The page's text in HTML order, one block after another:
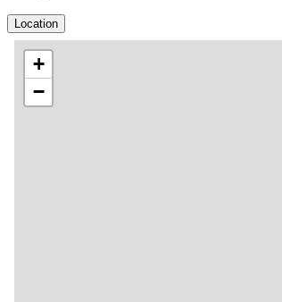
Location